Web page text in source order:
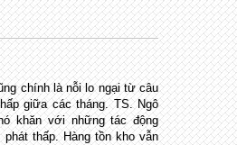
chính là nỗi lo ngại từ câu
giữa các tháng. TS. Ngô
khăn với những tác động
phát thấp. Hàng tồn kho vẫn